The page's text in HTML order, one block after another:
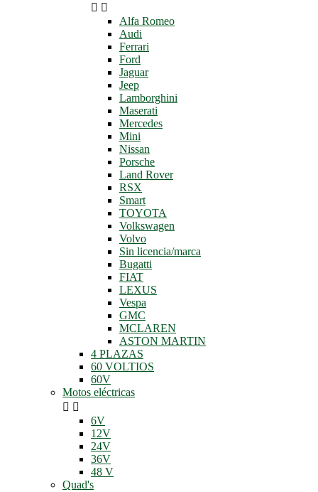
 
Alfa Romeo
Audi
Ferrari
Ford
Jaguar
Jeep
Lamborghini
Maserati
Mercedes
Mini
Nissan
Porsche
Land Rover
RSX
Smart
TOYOTA
Volkswagen
Volvo
Sin licencia/marca
Bugatti
FIAT
LEXUS
Vespa
GMC
MCLAREN
ASTON MARTIN
4 PLAZAS
60 VOLTIOS
60V
Motos eléctricas
 
6V
12V
24V
36V
48 V
Quad's